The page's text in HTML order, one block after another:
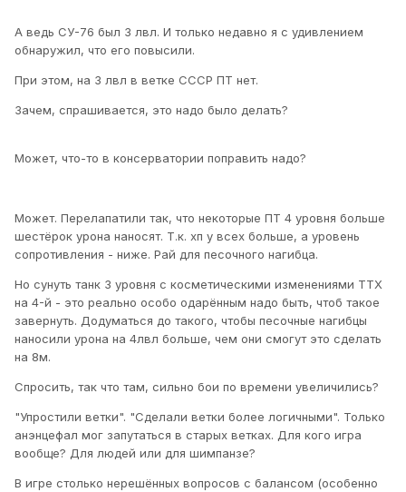
А ведь СУ-76 был 3 лвл. И только недавно я с удивлением
обнаружил, что его повысили.
При этом, на 3 лвл в ветке СССР ПТ нет.
Зачем, спрашивается, это надо было делать?
Может, что-то в консерватории поправить надо?
Может. Перелапатили так, что некоторые ПТ 4 уровня больше
шестёрок урона наносят. Т.к. хп у всех больше, а уровень
сопротивления - ниже. Рай для песочного нагибца.
Но сунуть танк 3 уровня с косметическими изменениями ТТХ
на 4-й - это реально особо одарённым надо быть, чтоб такое
завернуть. Додуматься до такого, чтобы песочные нагибцы
наносили урона на 4лвл больше, чем они смогут это сделать
на 8м.
Спросить, так что там, сильно бои по времени увеличились?
"Упростили ветки". "Сделали ветки более логичными". Только
анэнцефал мог запутаться в старых ветках. Для кого игра
вообще? Для людей или для шимпанзе?
В игре столько нерешённых вопросов с балансом (особенно